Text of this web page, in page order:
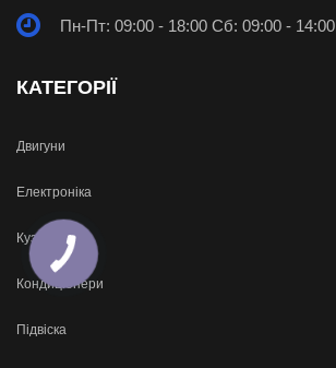
Пн-Пт: 09:00 - 18:00 Сб: 09:00 - 14:00
КАТЕГОРІЇ
Двигуни
Електроніка
Кузов
Кондиціонери
Підвіска